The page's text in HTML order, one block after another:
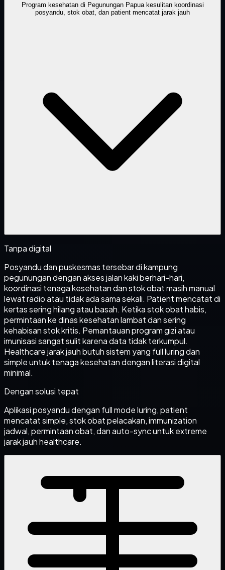
Program kesehatan di Pegunungan Papua kesulitan koordinasi
posyandu, stok obat, dan patient mencatat jarak jauh
Tanpa digital
Posyandu dan puskesmas tersebar di kampung
pegunungan dengan akses jalan kaki berhari-hari,
koordinasi tenaga kesehatan dan stok obat masih manual
lewat radio atau tidak ada sama sekali. Patient mencatat di
kertas sering hilang atau basah. Ketika stok obat habis,
permintaan ke dinas kesehatan lambat dan sering
kehabisan stok kritis. Pemantauan program gizi atau
imunisasi sangat sulit karena data tidak terkumpul.
Healthcare jarak jauh butuh sistem yang full luring dan
simple untuk tenaga kesehatan dengan literasi digital
minimal.
Dengan solusi tepat
Aplikasi posyandu dengan full mode luring, patient
mencatat simple, stok obat pelacakan, immunization
jadwal, permintaan obat, dan auto-sync untuk extreme
jarak jauh healthcare.